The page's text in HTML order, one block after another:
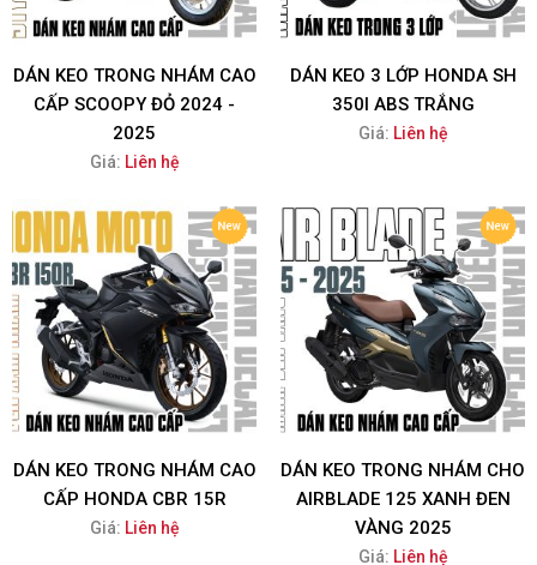
DÁN KEO TRONG NHÁM CAO
CẤP SCOOPY ĐỎ 2024 -
2025
Giá: Liên hệ
DÁN KEO 3 LỚP HONDA SH
350I ABS TRẮNG
Giá: Liên hệ
DÁN KEO TRONG NHÁM CAO
CẤP HONDA CBR 15R
Giá: Liên hệ
DÁN KEO TRONG NHÁM CHO
AIRBLADE 125 XANH ĐEN
VÀNG 2025
Giá: Liên hệ